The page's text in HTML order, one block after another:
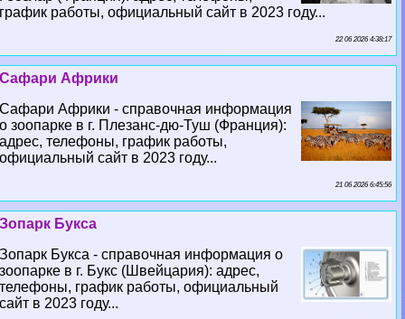
график работы, официальный сайт в 2023 году...
22 06 2026 4:38:17
Сафари Африки
Сафари Африки - справочная информация
о зоопарке в г. Плезанс-дю-Туш (Франция):
адрес, телефоны, график работы,
официальный сайт в 2023 году...
21 06 2026 6:45:56
Зопарк Букса
Зопарк Букса - справочная информация о
зоопарке в г. Букс (Швейцария): адрес,
телефоны, график работы, официальный
сайт в 2023 году...